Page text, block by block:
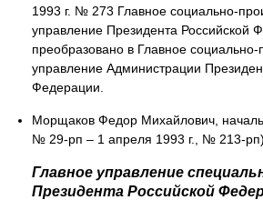
1993 г. № 273 Главное социально-
управление Президента Российской
преобразовано в Главное социально-
управление Администрации
Федерации.
Морщаков Федор Михайлович,
№ 29-рп – 1 апреля 1993 г., № 213-рп)
Главное управление
Президента Российской